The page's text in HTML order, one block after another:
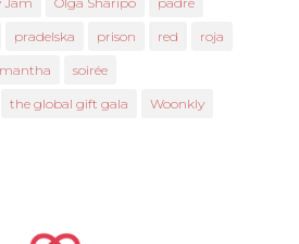
pradelska prison red roja
soirée
the global gift gala Woonkly